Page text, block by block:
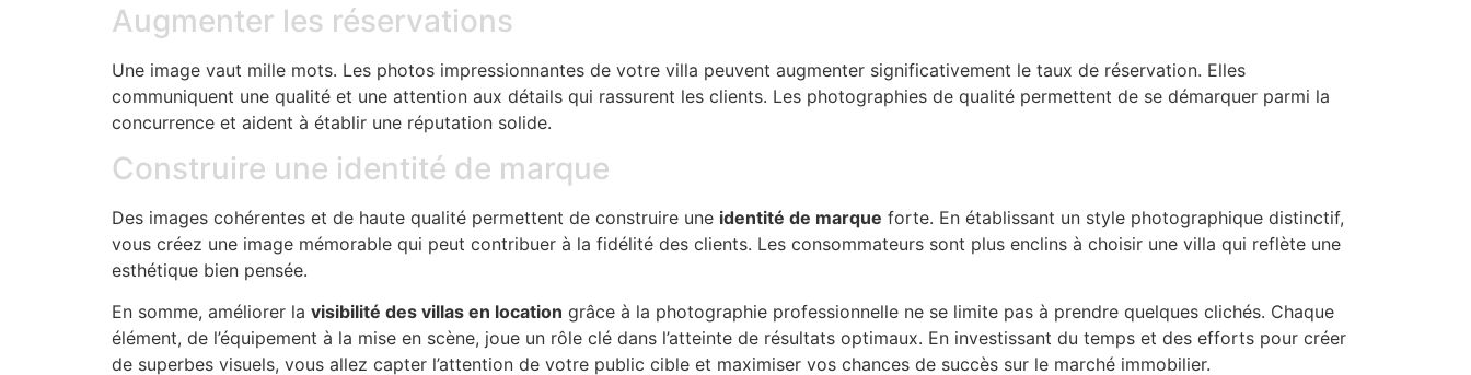
Augmenter les réservations
Une image vaut mille mots. Les photos impressionnantes de votre villa peuvent augmenter significativement le taux de réservation. Elles
communiquent une qualité et une attention aux détails qui rassurent les clients. Les photographies de qualité permettent de se démarquer parmi la
concurrence et aident à établir une réputation solide.
Construire une identité de marque
Des images cohérentes et de haute qualité permettent de construire une identité de marque forte. En établissant un style photographique distinctif,
vous créez une image mémorable qui peut contribuer à la fidélité des clients. Les consommateurs sont plus enclins à choisir une villa qui reflète une
esthétique bien pensée.
En somme, améliorer la visibilité des villas en location grâce à la photographie professionnelle ne se limite pas à prendre quelques clichés. Chaque
élément, de l’équipement à la mise en scène, joue un rôle clé dans l’atteinte de résultats optimaux. En investissant du temps et des efforts pour créer
de superbes visuels, vous allez capter l’attention de votre public cible et maximiser vos chances de succès sur le marché immobilier.